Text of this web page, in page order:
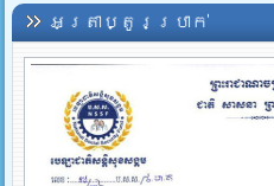
អត្រាប្តូរប្រាក់